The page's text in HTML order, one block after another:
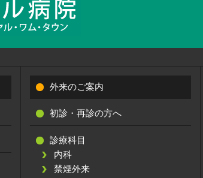
外来のご案内
初診・再診の方へ
診療科目
内科
禁煙外来